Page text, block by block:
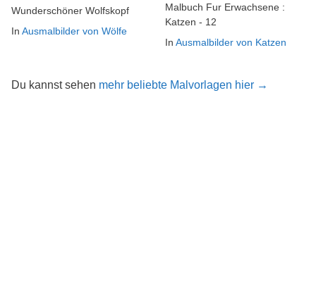
Wunderschöner Wolfskopf
In Ausmalbilder von Wölfe
Malbuch Fur Erwachsene :
Katzen - 12
In Ausmalbilder von Katzen
Du kannst sehen mehr beliebte Malvorlagen hier →